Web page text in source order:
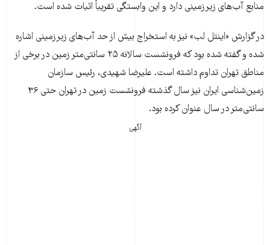
منابع آب‌های زیرزمینی دارد و این وابستگی تقریباً اثبات شده است.
در گزارش «اینتل لب» نیز به استخراج بیش از حد آب‌های زیرزمینی اشاره
شده و گفته شده بود که فرونشست سالانه ۲۵ سانتی‌متر زمین در برخی از
مناطق تهران تداوم داشته است. علیرضا شهیدی، رئیس سازمان
زمین‌شناسی ایران نیز سال گذشته فرونشست زمین در تهران حتی ۳۶
سانتی‌متر در سال عنوان کرده بود.
آگهی